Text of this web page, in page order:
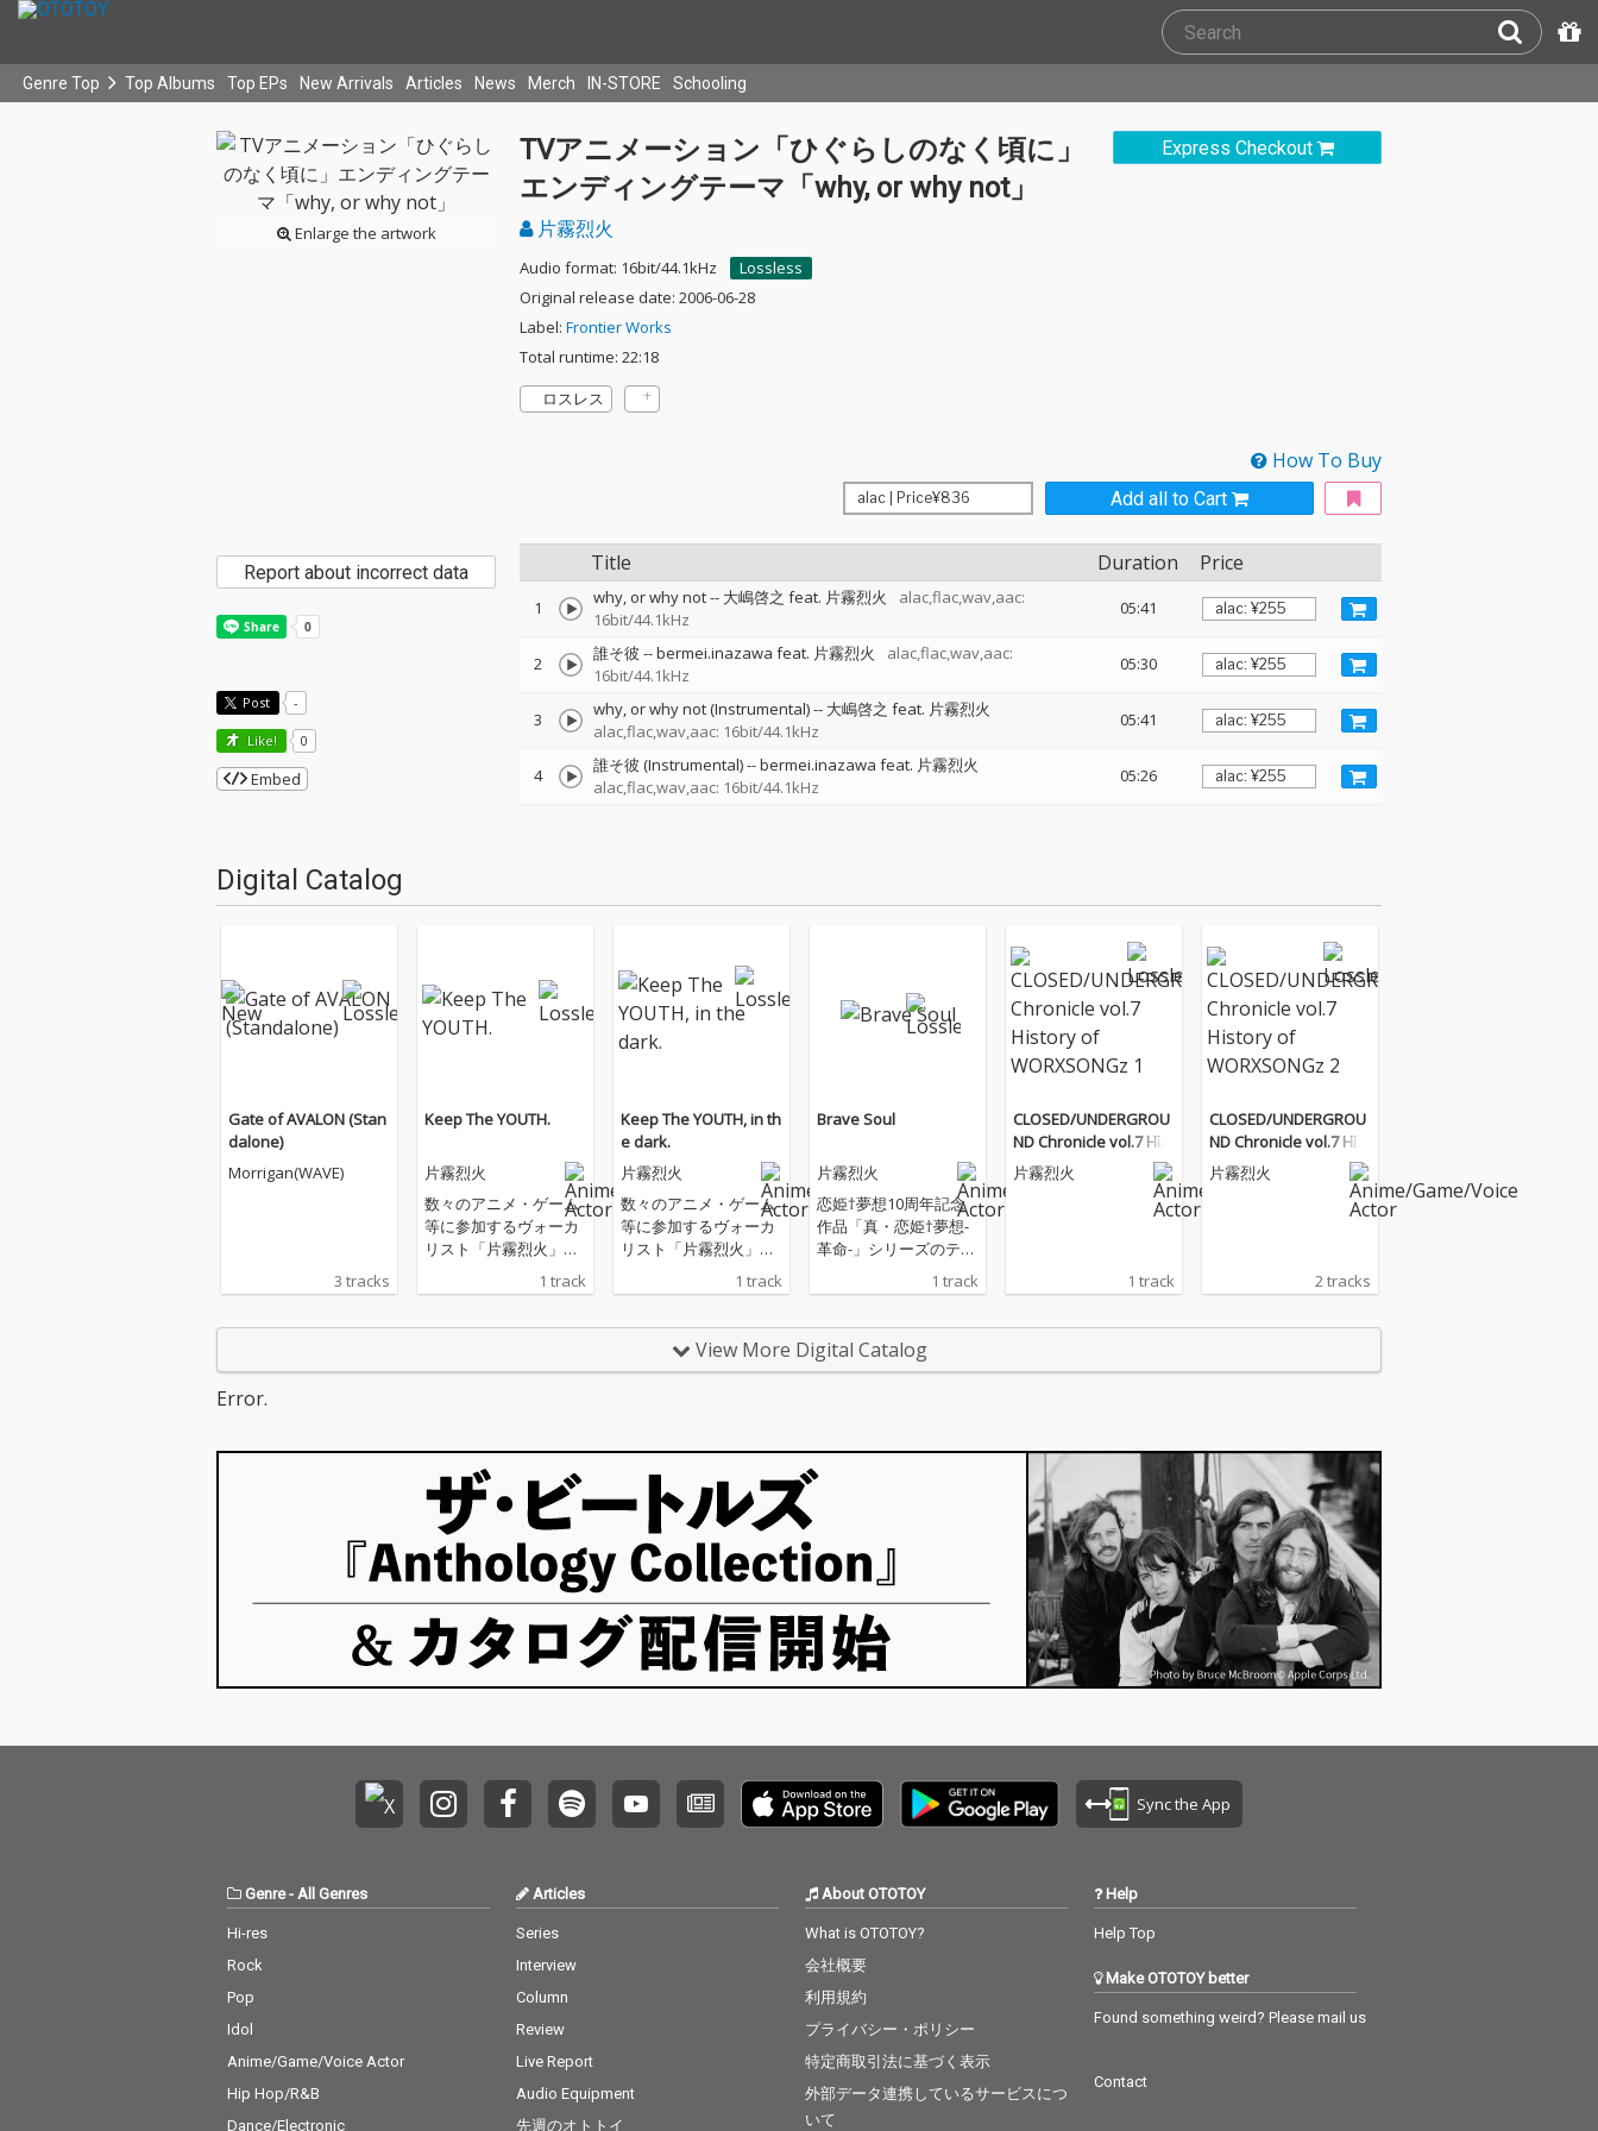
Genre Top Top Albums Top EPs New Arrivals Articles News Merch IN-STORE Schooling
Enlarge the artwork
Express Checkout
TVアニメーション「ひぐらしのなく頃に」
エンディングテーマ「why, or why not」
片霧烈火
Audio format: 16bit/44.1kHz
Lossless
Original release date: 2006-06-28
Label: Frontier Works
Total runtime: 22:18
ロスレス
How To Buy
Add all to Cart
Title Duration Price
1 why, or why not-- 大嶋啓之 feat. 片霧烈火
alac,flac,wav,aac:
16bit/44.1kHz
05:41
2 誰そ彼 --bermei.inazawa feat. 片霧烈火
alac,flac,wav,aac:
16bit/44.1kHz
05:30
3 why, or why not (Instrumental)-- 大嶋啓之 feat. 片霧烈火
alac,flac,wav,aac: 16bit/44.1kHz
05:41
4 誰そ彼 (Instrumental)--bermei.inazawa feat. 片霧烈火
alac,flac,wav,aac: 16bit/44.1kHz
05:26
Report about incorrect data
Post -
Like! 0
Embed
Digital Catalog
Gate of AVALON (Stan
dalone)
Morrigan(WAVE)
3 tracks
Keep The YOUTH.
片霧烈火
数々のアニメ・ゲーム
等に参加するヴォーカ
リスト「片霧烈火」の
20年の歩みをまとめた
ベストアルバムが2枚
1 track
Keep The YOUTH, in th
e dark.
片霧烈火
数々のアニメ・ゲーム
等に参加するヴォーカ
リスト「片霧烈火」の
20年の歩みをまとめた
ベストアルバムが2枚
新録曲を各ディスクに
1 track
Brave Soul
片霧烈火
恋姫†夢想10周年記念
作品「真・恋姫†夢想-
革命-」シリーズのテー
ス！歌うのは片霧烈
1 track
CLOSED/UNDERGROU
ND Chronicle vol.7 Hist
ory of WORXSONGz 1
片霧烈火
1 track
CLOSED/UNDERGROU
ND Chronicle vol.7 Hist
ory of WORXSONGz 2
片霧烈火
2 tracks
View More Digital Catalog
Error.
Sync the App
Genre- All Genres
Hi-res
Rock
Pop
Idol
Anime/Game/Voice Actor
Hip Hop/R&B
Dance/Electronic
Articles
Series
Interview
Column
Review
Live Report
Audio Equipment
先週のオトトイ
About OTOTOY
What is OTOTOY?
会社概要
利用規約
プライバシー・ポリシー
特定商取引法に基づく表示
外部データ連携しているサービスにつ
いて
Help
Help Top
Make OTOTOY better
Found something weird? Please mail us
Contact